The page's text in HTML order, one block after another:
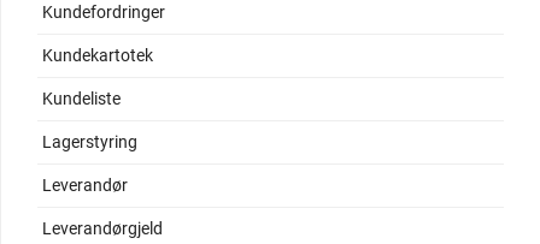
Kundefordringer
Kundekartotek
Kundeliste
Lagerstyring
Leverandør
Leverandørgjeld